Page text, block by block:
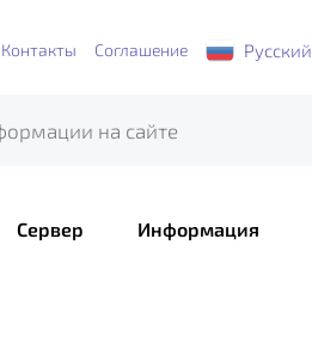
Контакты Соглашение Русский
Сервер Информация